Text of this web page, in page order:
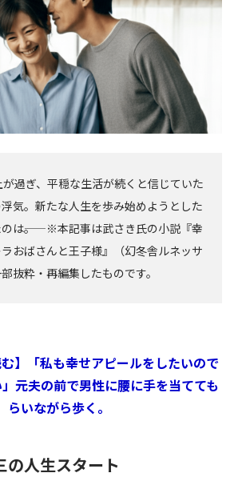
過ぎ、平穏な生活が続くと信じていた
気。新たな人生を歩み始めようとした
は――。 ※本記事は武さき氏の小説『幸
おばさんと王子様』（幻冬舎ルネッサ
抜粋・再編集したものです。
む】「私も幸せアピールをしたいので
元夫の前で男性に腰に手を当てても
らいながら歩く。
人生スタート